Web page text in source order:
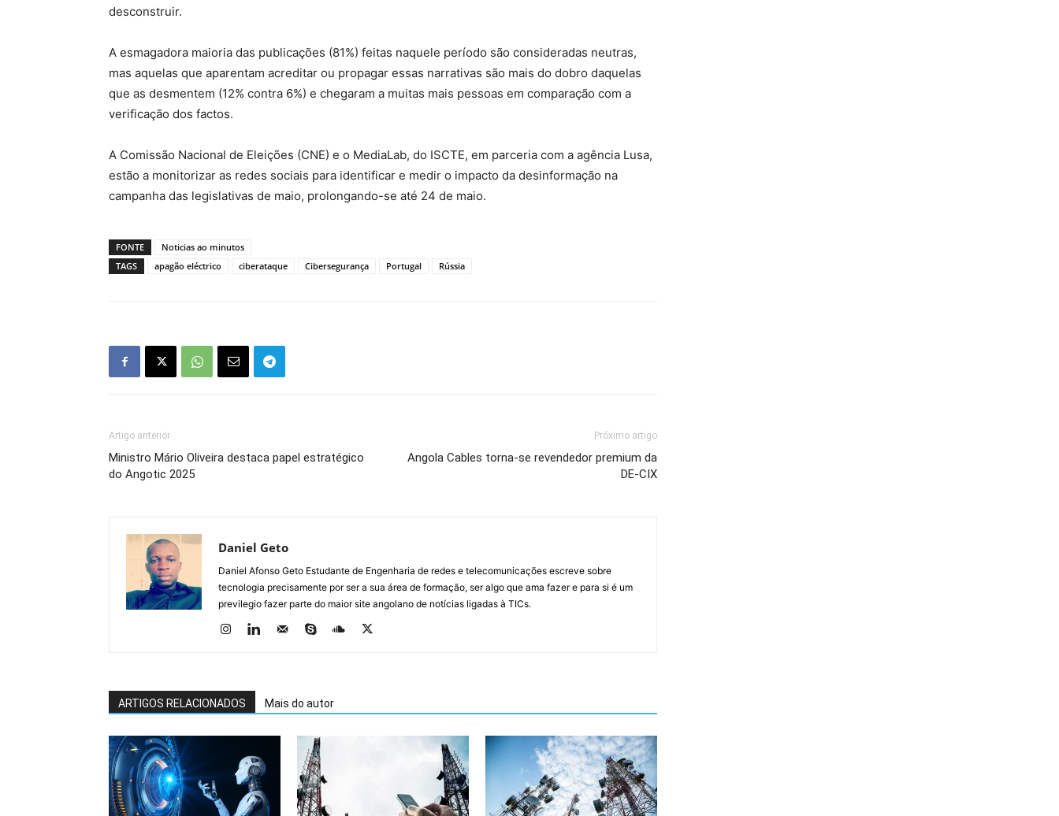
desconstruir.
A esmagadora maioria das publicações (81%) feitas naquele período são consideradas neutras,
mas aquelas que aparentam acreditar ou propagar essas narrativas são mais do dobro daquelas
que as desmentem (12% contra 6%) e chegaram a muitas mais pessoas em comparação com a
verificação dos factos.
A Comissão Nacional de Eleições (CNE) e o MediaLab, do ISCTE, em parceria com a agência Lusa,
estão a monitorizar as redes sociais para identificar e medir o impacto da desinformação na
campanha das legislativas de maio, prolongando-se até 24 de maio.
FONTE
Noticias ao minutos
TAGS
apagão eléctrico ciberataque Cibersegurança Portugal Rússia
Artigo anterior
Ministro Mário Oliveira destaca papel estratégico
do Angotic 2025
Próximo artigo
Angola Cables torna-se revendedor premium da
DE-CIX
Daniel Geto
Daniel Afonso Geto Estudante de Engenharia de redes e telecomunicações escreve sobre
tecnologia precisamente por ser a sua área de formação, ser algo que ama fazer e para si é um
previlegio fazer parte do maior site angolano de notícias ligadas à TICs.
ARTIGOS RELACIONADOS Mais do autor